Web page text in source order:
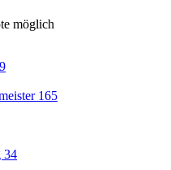
möglich
165
34